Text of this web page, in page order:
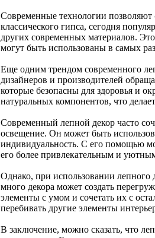
Современные технологии позволяют
классического гипса, сегодня
других современных материалов.
могут быть использованы в самых
Еще одним трендом современного
дизайнеров и производителей
которые безопасны для здоровья и
натуральных компонентов, что
Современный лепной декор часто
освещение. Он может быть
индивидуальность. С его помощью
его более привлекательным и
Однако, при использовании лепного
много декора может создать
элементы с умом и сочетать их с
перебивать другие элементы
В заключение, можно сказать, что